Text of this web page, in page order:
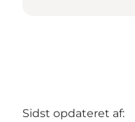
Sidst opdateret af: